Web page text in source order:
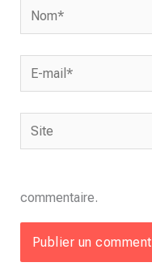
Nom*
mail*
Site
commentaire.